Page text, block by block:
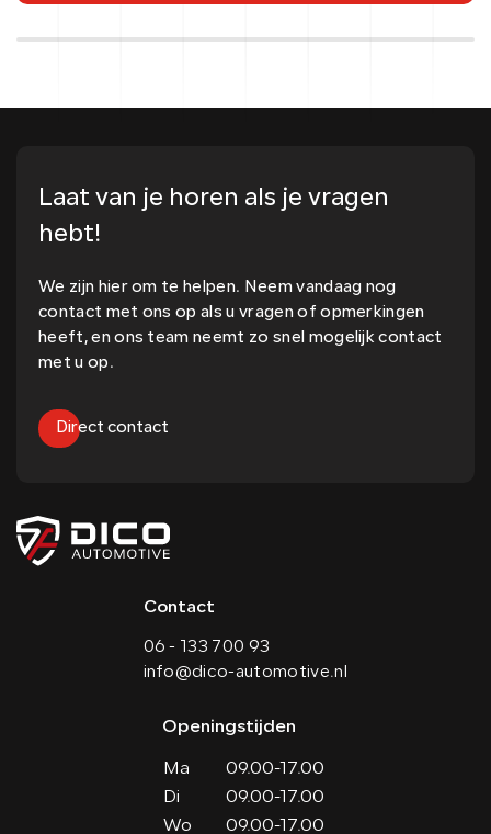
Laat van je horen als je vragen
hebt!
We zijn hier om te helpen. Neem vandaag nog
contact met ons op als u vragen of opmerkingen
heeft, en ons team neemt zo snel mogelijk contact
met u op.
Direct contact
Contact
06 - 133 700 93
info@dico-automotive.nl
Openingstijden
Ma
09.00-17.00
Di
09.00-17.00
Wo
09.00-17.00